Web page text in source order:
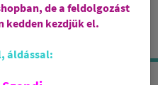
de a feldolgozást
kedden kezdjük el.
áldással: